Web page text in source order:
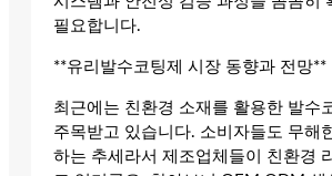
필요합니다.
**유리발수코팅제 시장 동향과 전망**
최근에는 친환경 소재를 활용한 발수
주목받고 있습니다. 소비자들도 무해
하는 추세라서 제조업체들이 친환경